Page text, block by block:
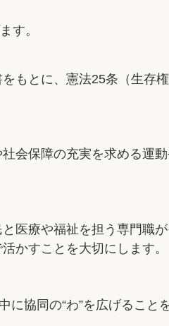
す。
もとに、憲法25条（生存
会保障の充実を求める運
医療や福祉を担う専門職
かすことを大切にします。
協同の“わ”を広げること